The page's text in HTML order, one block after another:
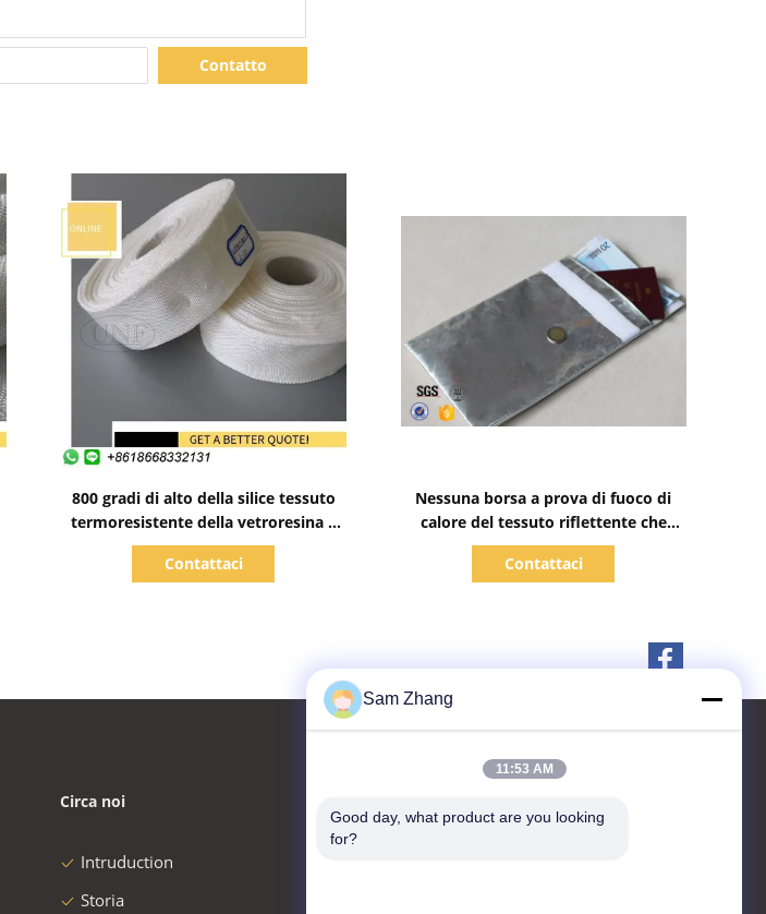
Contatto
800 gradi di alto della silice tessuto
termoresistente della vetroresina a
prova di fuoco
Contattaci
Nessuna borsa a prova di fuoco di
calore del tessuto riflettente che
prude della vetroresina per
protezione dei contanti del
Contattaci
Circa noi
Intruduction
Storia
Sam Zhang
11:53 AM
Good day, what product are you looking
for?